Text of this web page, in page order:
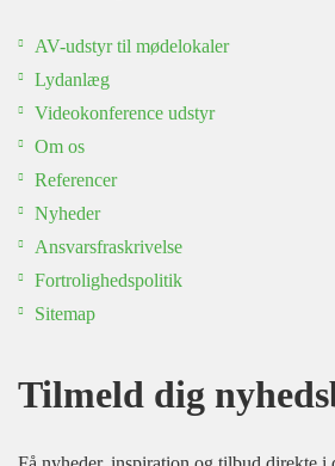
AV-udstyr til mødelokaler
Lydanlæg
Videokonference udstyr
Om os
Referencer
Nyheder
Ansvarsfraskrivelse
Fortrolighedspolitik
Sitemap
Tilmeld dig